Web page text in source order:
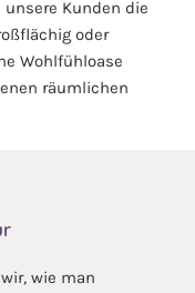
Kunden die
oder
Wohlfühloase
räumlichen
wie man